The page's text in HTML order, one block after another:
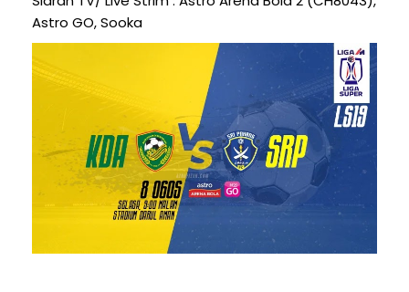
Astro GO, Sooka